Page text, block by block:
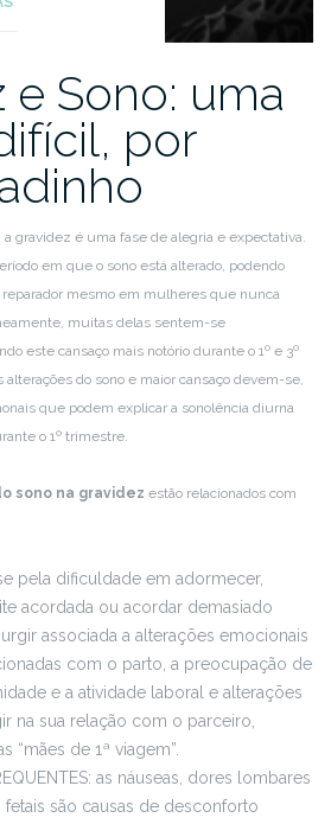
e Sono: uma
por
a gravidez é uma fase de alegria e expectativa.
em que o sono está alterado, podendo
mesmo em mulheres que nunca
muitas delas sentem-se
este cansaço mais notório durante o 1º e 3º
do sono e maior cansaço devem-se,
que podem explicar a sonolência diurna
o 1º trimestre.
sono na gravidez estão relacionados com
pela dificuldade em adormecer,
acordada ou acordar demasiado
associada a alterações emocionais
com o parto, a preocupação de
e a atividade laboral e alterações
na sua relação com o parceiro,
“mães de 1ª viagem”.
as náuseas, dores lombares
são causas de desconforto